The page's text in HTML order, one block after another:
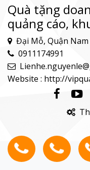
Quà tặng
quảng cáo,
Đại Mỗ, Quận
0911174991
Website : http://